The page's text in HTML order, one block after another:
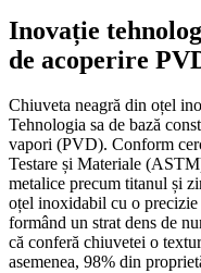
Inovație
de acoperire
Chiuveta neagră din oțel
Tehnologia sa de bază
vapori (PVD). Conform
Testare și Materiale
metalice precum titanul și
oțel inoxidabil cu o
formând un strat dens de
că conferă chiuvetei o
asemenea, 98% din